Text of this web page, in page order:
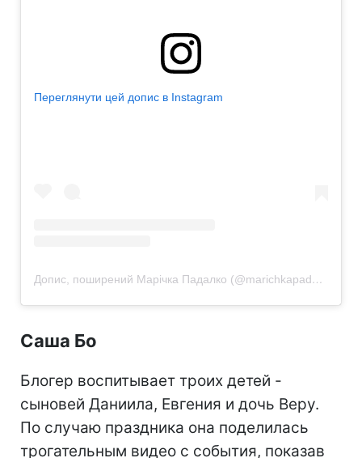
Переглянути цей допис в Instagram
Допис, поширений Марічка Падалко (@marichkapadalko)
Саша Бо
Блогер воспитывает троих детей -
сыновей Даниила, Евгения и дочь Веру.
По случаю праздника она поделилась
трогательным видео с события, показав